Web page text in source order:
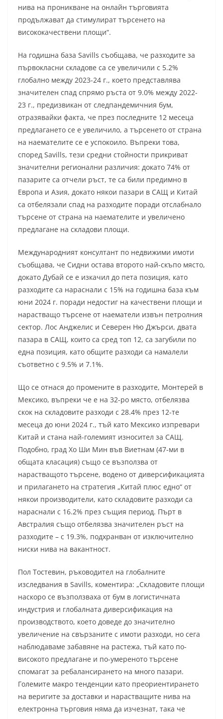
нива на проникване на онлайн търговията
продължават да стимулират търсенето на
висококачествени площи“.
На годишна база Savills съобщава, че разходите за
първокласни складове са се увеличили с 5.2%
глобално между 2023-24 г., което представлява
значителен спад спрямо ръста от 9.0% между 2022-
23 г., предизвикан от следпандемичния бум,
отразявайки факта, че през последните 12 месеца
предлагането се е увеличило, а търсенето от страна
на наемателите се е успокоило. Въпреки това,
според Savills, тези средни стойности прикриват
значителни регионални различия: докато 74% от
пазарите са отчели ръст, те са били предимно в
Европа и Азия, докато някои пазари в САЩ и Китай
са отбелязали спад на разходите поради отслабнало
търсене от страна на наемателите и увеличено
предлагане на складови площи.
Международният консултант по недвижими имоти
съобщава, че Сидни остава второто най-скъпо място,
докато Дубай се е изкачил до пета позиция, като
разходите са нараснали с 15% на годишна база към
юни 2024 г. поради недостиг на качествени площи и
нарастващо търсене от наематели извън петролния
сектор. Лос Анджелис и Северен Ню Джърси, двата
пазара в САЩ, които са сред топ 12, са загубили по
една позиция, като общите разходи са намалели
съответно с 9.5% и 7.1%.
Що се отнася до промените в разходите, Монтерей в
Мексико, въпреки че е на 32-ро място, отбелязва
скок на складовите разходи с 28.4% през 12-те
месеца до юни 2024 г., тъй като Мексико изпревари
Китай и стана най-големият износител за САЩ.
Подобно, град Хо Ши Мин във Виетнам (47-ми в
общата класация) също се възползва от
нарастващото търсене, водено от диверсификацията
и прилагането на стратегия „Китай плюс едно“ от
някои производители, като складовите разходи са
нараснали с 16.2% през същия период. Пърт в
Австралия също отбелязва значителен ръст на
разходите – с 19.3%, подхранван от изключително
ниски нива на вакантност.
Пол Тостевин, ръководител на глобалните
изследвания в Savills, коментира: „Складовите площи
наскоро се възползваха от бум в логистичната
индустрия и глобалната диверсификация на
производството, което доведе до значително
увеличение на свързаните с имоти разходи, но сега
наблюдаваме забавяне на растежа, тъй като по-
високото предлагане и по-умереното търсене
спомагат за ребалансирането на много пазари.
Големите макро тенденции като преориентирането
на веригите за доставки и нарастващите нива на
електронна търговия няма да изчезнат, така че